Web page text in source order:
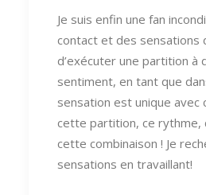
Je suis enfin une fan
contact et des sensations
d’exécuter une partition à
sentiment, en tant que
sensation est unique
cette partition, ce rythme,
cette combinaison ! Je
sensations en travaillant!